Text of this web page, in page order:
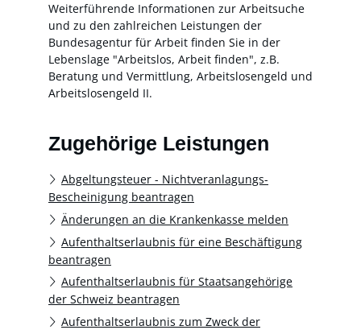
Weiterführende Informationen zur Arbeitsuche
und zu den zahlreichen Leistungen der
Bundesagentur für Arbeit finden Sie in der
Lebenslage "Arbeitslos, Arbeit finden", z.B.
Beratung und Vermittlung, Arbeitslosengeld und
Arbeitslosengeld II.
Zugehörige Leistungen
Abgeltungsteuer - Nichtveranlagungs-
Bescheinigung beantragen
Änderungen an die Krankenkasse melden
Aufenthaltserlaubnis für eine Beschäftigung
beantragen
Aufenthaltserlaubnis für Staatsangehörige
der Schweiz beantragen
Aufenthaltserlaubnis zum Zweck der